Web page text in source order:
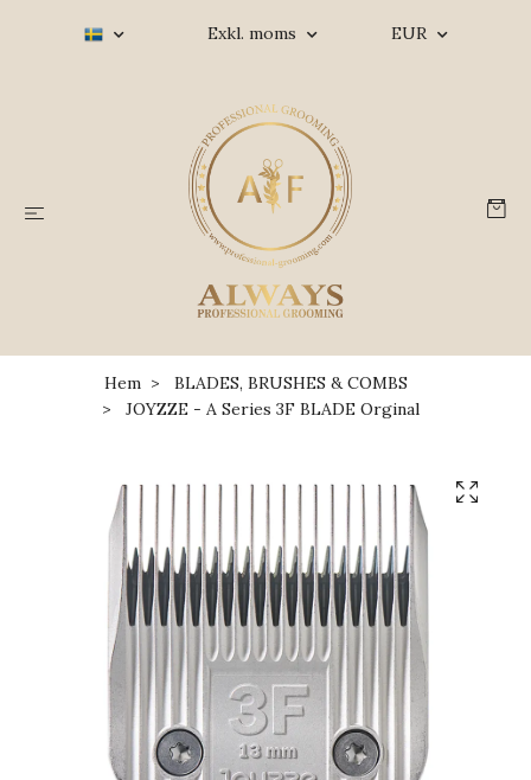
Exkl. moms EUR
Hem
BLADES, BRUSHES & COMBS
JOYZZE - A Series 3F BLADE Orginal